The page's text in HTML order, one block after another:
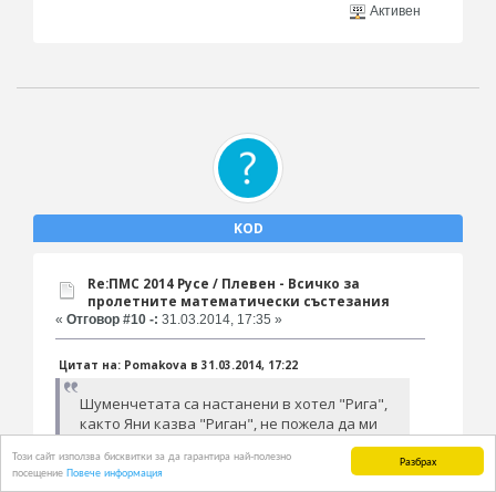
Разбрах
Този сайт използва бисквитки за да гарантира най-полезно
посещение Повече информация
Активен
KOD
Re:ПМС 2014 Русе / Плевен - Всичко за
пролетните математически състезания
« Отговор #10 -: 31.03.2014, 17:35 »
Цитат на: Pomakova в 31.03.2014, 17:22
Шуменчетата са настанени в хотел "Рига",
както Яни казва "Риган", не пожела да ми
организиран транспорт от гимназията.
Взе си специални атрибути- карти няколко